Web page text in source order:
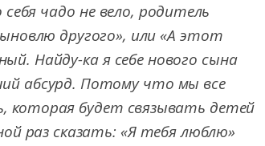
чадо не вело, родитель
другого», или «А этот
Найду-ка я себе нового сына
абсурд. Потому что мы все
которая будет связывать детей
раз сказать: «Я тебя люблю»